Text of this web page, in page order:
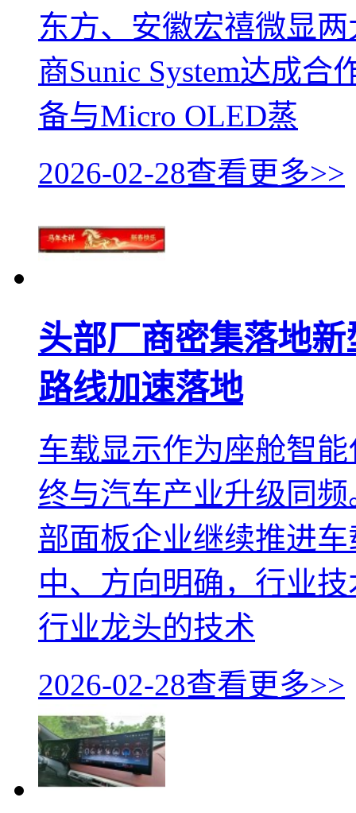
东方、安徽宏禧微显
商Sunic System达成
备与Micro OLED蒸
2026-02-28查看更多>>
头部厂商密集落地
路线加速落地
车载显示作为座舱智
终与汽车产业升级同
部面板企业继续推进
中、方向明确，行业
行业龙头的技术
2026-02-28查看更多>>